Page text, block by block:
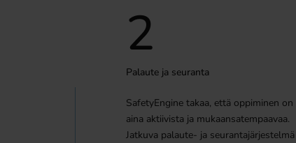
2
Palaute ja seuranta
SafetyEngine takaa, että oppiminen on
aina aktiivista ja mukaansatempaavaa.
Jatkuva palaute- ja seurantajärjestelmä